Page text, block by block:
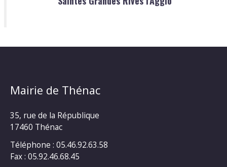
Mairie de Thénac
35, rue de la République
17460 Thénac
Téléphone : 05.46.92.63.58
Fax : 05.92.46.68.45